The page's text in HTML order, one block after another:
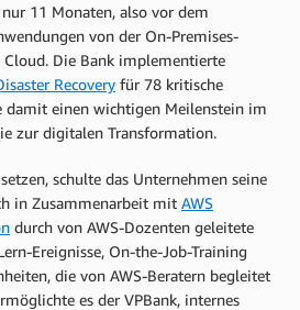
11 Monaten, also vor dem
von der On-Premises-
Die Bank implementierte
Recovery für 78 kritische
damit einen wichtigen Meilenstein im
zur digitalen Transformation.
schulte das Unternehmen seine
in Zusammenarbeit mit AWS
durch von AWS-Dozenten geleitete
Ereignisse, On-the-Job-Training
die von AWS-Beratern begleitet
es der VPBank, internes